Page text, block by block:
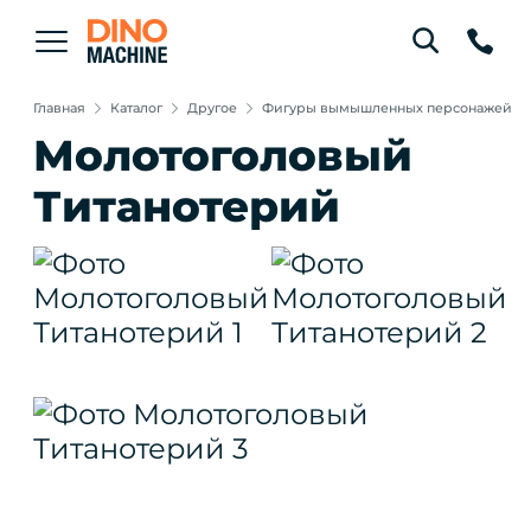
Главная Каталог Другое Фигуры вымышленных персонажей
Молотоголовый
Титанотерий